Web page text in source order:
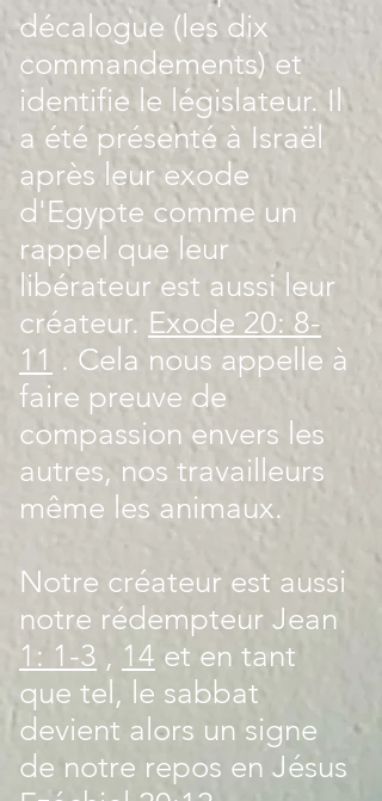
décalogue (les dix
commandements) et
identifie le législateur. Il
a été présenté à Israël
après leur exode
d'Egypte comme un
rappel que leur
libérateur est aussi leur
créateur. Exode 20: 8-
11 . Cela nous appelle à
faire preuve de
compassion envers les
autres, nos travailleurs
même les animaux.
Notre créateur est aussi
notre rédempteur Jean
1: 1-3 , 14 et en tant
que tel, le sabbat
devient alors un signe
de notre repos en Jésus